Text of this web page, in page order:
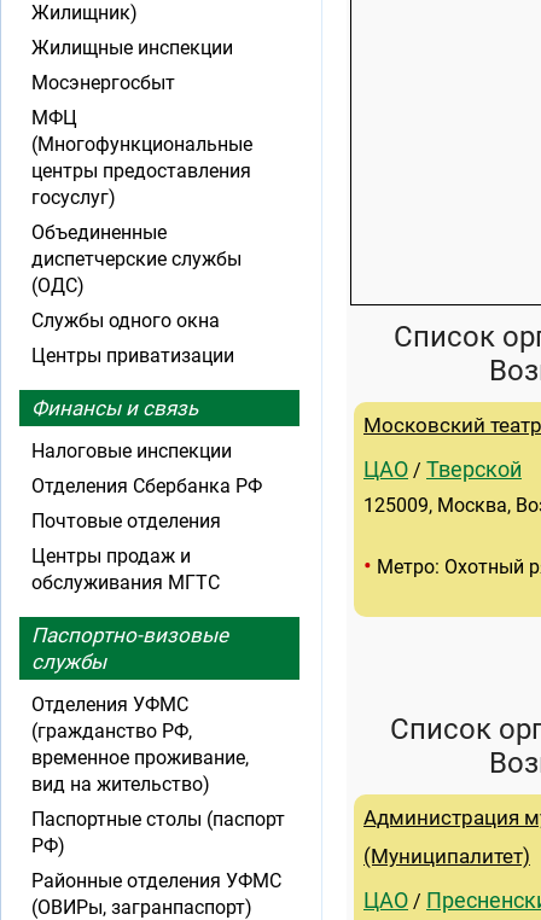
Список
Московский
ЦАО / Тверской
125009, Москва,
• Метро: Охотный
Список
Администрация
(Муниципалитет)
ЦАО /
Жилищник)
Жилищные инспекции
Мосэнергосбыт
МФЦ
(Многофункциональные
центры предоставления
госуслуг)
Объединенные
диспетчерские службы
(ОДС)
Службы одного окна
Центры приватизации
Финансы и связь
Налоговые инспекции
Отделения Сбербанка РФ
Почтовые отделения
Центры продаж и
обслуживания МГТС
Паспортно-визовые
службы
Отделения УФМС
(гражданство РФ,
временное проживание,
вид на жительство)
Паспортные столы (паспорт
РФ)
Районные отделения УФМС
(ОВИРы, загранпаспорт)